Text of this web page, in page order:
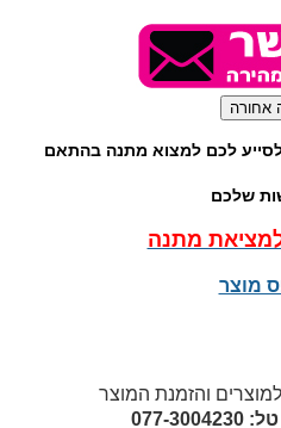
לכם למצוא מתנה בהתאם
שלכם
מתנה
מוצר
והזמנת המוצר
טל: 077-3004230